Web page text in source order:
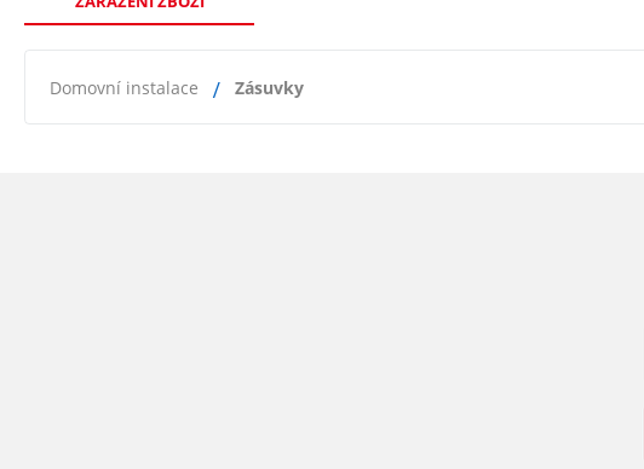
Domovní instalace Zásuvky